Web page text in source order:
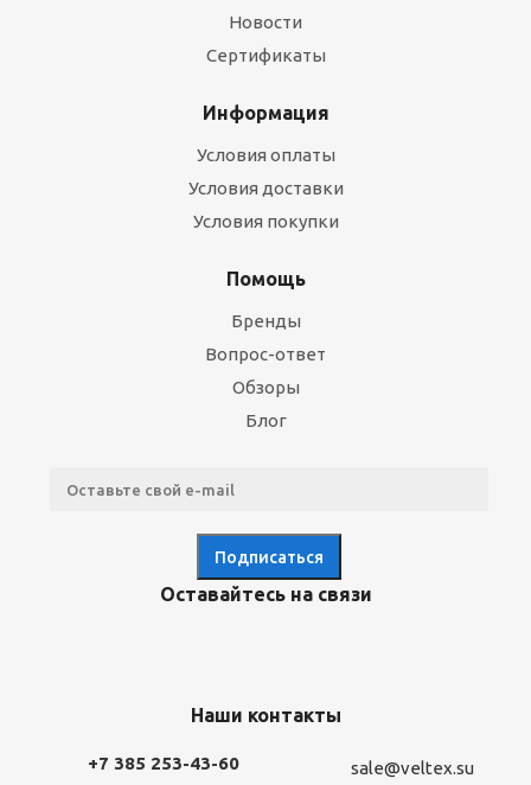
Новости
Сертификаты
Информация
Условия оплаты
Условия доставки
Условия покупки
Помощь
Бренды
Вопрос-ответ
Обзоры
Блог
Оставайтесь на связи
Наши контакты
+7 385 253-43-60 sale@veltex.su